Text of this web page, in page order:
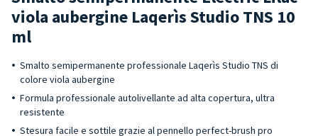
viola aubergine Laqerìs Studio TNS 10
ml
Smalto semipermanente professionale Laqerìs Studio TNS di
colore viola aubergine
Formula professionale autolivellante ad alta copertura, ultra
resistente
Stesura facile e sottile grazie al pennello perfect-brush pro